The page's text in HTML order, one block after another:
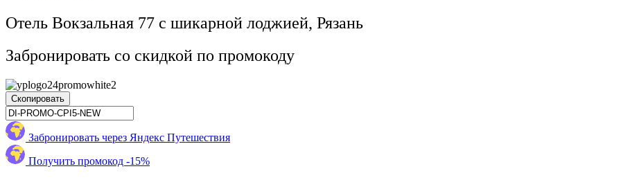
Отель Вокзальная 77 с шикарной лоджией, Рязань
Забронировать со скидкой по промокоду
Скопировать
Забронировать через Яндекс Путешествия
Получить промокод -15%